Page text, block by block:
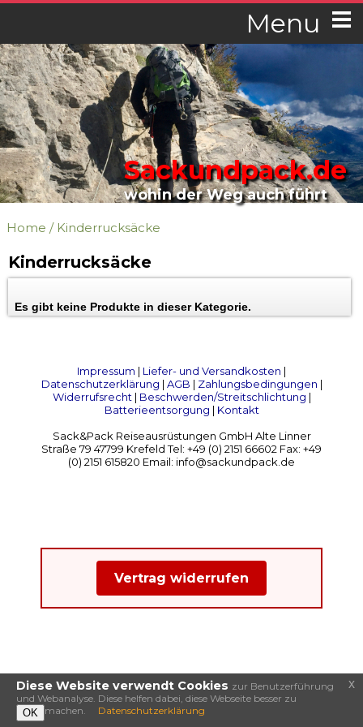
Menu
Sackundpack.de
wohin der Weg auch führt
Home / Kinderrucksäcke
Kinderrucksäcke
Es gibt keine Produkte in dieser Kategorie.
Impressum | Liefer- und Versandkosten |
Datenschutzerklärung | AGB | Zahlungsbedingungen |
Widerrufsrecht| Beschwerden/Streitschlichtung |
Batterieentsorgung | Kontakt
Sack&Pack Reiseausrüstungen GmbH Alte Linner
Straße 79 47799 Krefeld Tel: +49 (0) 2151 66602 Fax: +49
(0) 2151 615820 Email: info@sackundpack.de
Vertrag widerrufen
Diese Website verwendt Cookies zur Benutzerführung
und Webanalyse. Diese helfen dabei, diese Webseite besser zu
machen.
OK Datenschutzerklärung
x